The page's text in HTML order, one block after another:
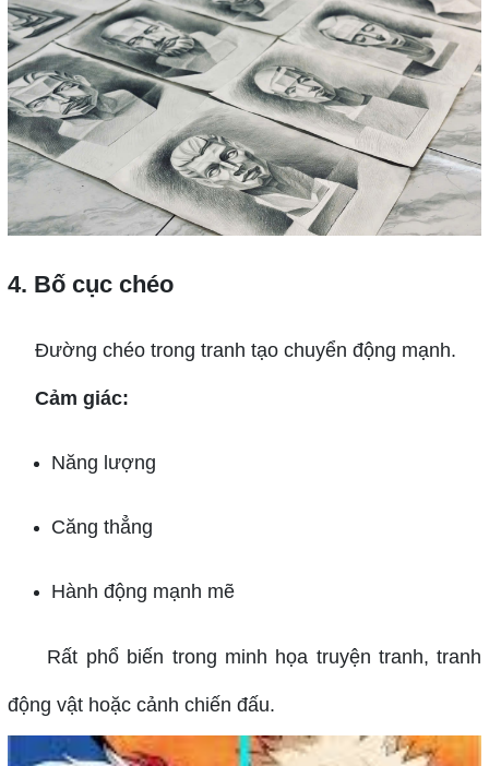
4. Bố cục chéo
Đường chéo trong tranh tạo chuyển động mạnh.
Cảm giác:
Năng lượng
Căng thẳng
Hành động mạnh mẽ
Rất phổ biến trong minh họa truyện tranh, tranh
động vật hoặc cảnh chiến đấu.